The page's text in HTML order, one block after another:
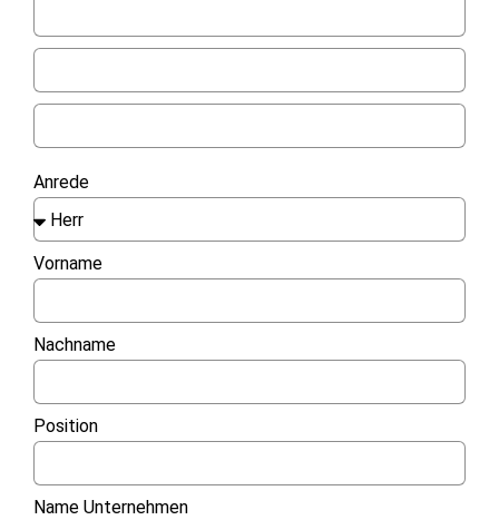
Anrede
Vorname
Nachname
Position
Name Unternehmen